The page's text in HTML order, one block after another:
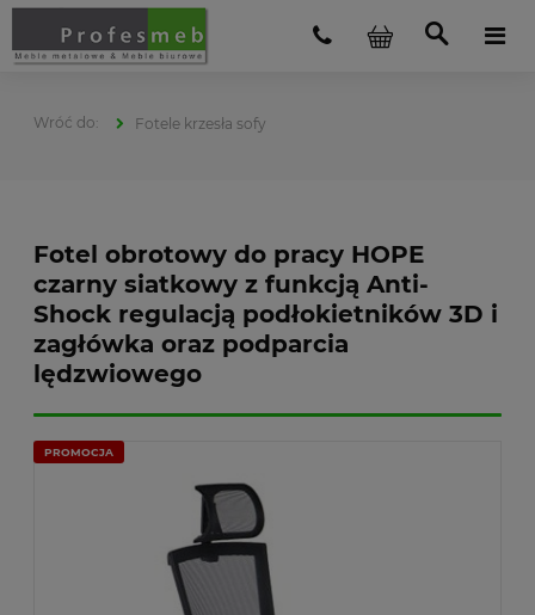
Fotele krzesła sofy
Fotel obrotowy do pracy HOPE
czarny siatkowy z funkcją Anti-
Shock regulacją podłokietników 3D i
zagłówka oraz podparcia
lędzwiowego
PROMOCJA